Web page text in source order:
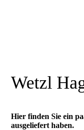
Wetzl
Hier finden Sie ein
ausgeliefert haben.